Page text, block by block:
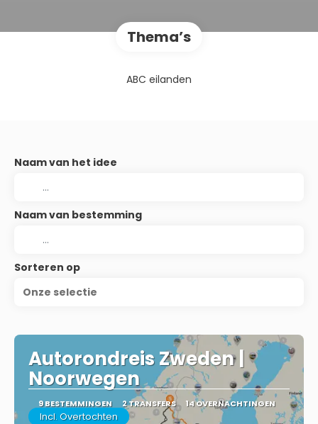
Thema’s
ABC eilanden
Naam van het idee
Naam van bestemming
Sorteren op
Onze selectie
Autorondreis Zweden |
Noorwegen
9 BESTEMMINGEN 2 TRANSFERS 14 OVERNACHTINGEN
Incl. Overtochten